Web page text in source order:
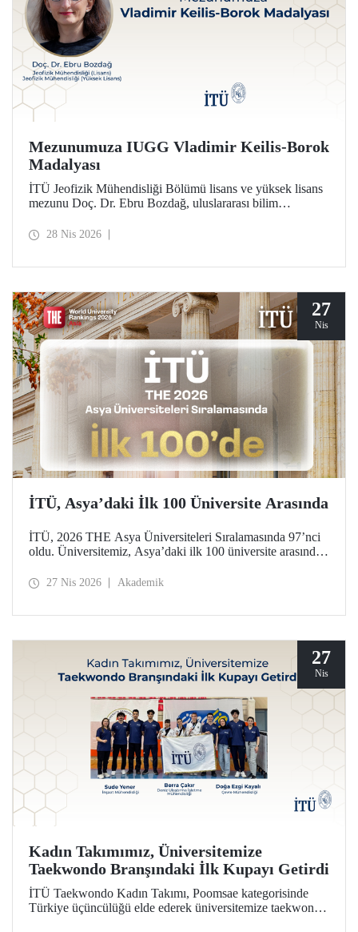
Mezunumuza IUGG Vladimir Keilis-Borok
Madalyası
İTÜ Jeofizik Mühendisliği Bölümü lisans ve yüksek lisans
mezunu Doç. Dr. Ebru Bozdağ, uluslararası bilim
Vladimir Keilis-Borok Madalyası’na (2026) layık görüldü.
28 Nis 2026
27
Nis
İTÜ, Asya’daki İlk 100 Üniversite Arasında
İTÜ, 2026 THE Asya Üniversiteleri Sıralamasında 97’nci
oldu. Üniversitemiz, Asya’daki ilk 100 üniversite arasında
göstergesinde (araştırma kalitesi, araştırma çevresi,
27 Nis 2026 Akademik
27
Nis
Kadın Takımımız, Üniversitemize
Taekwondo Branşındaki İlk Kupayı Getirdi
İTÜ Taekwondo Kadın Takımı, Poomsae kategorisinde
Türkiye üçüncülüğü elde ederek üniversitemize taekwondo